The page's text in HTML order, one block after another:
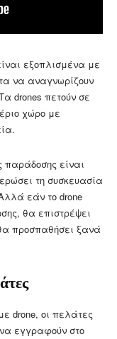
εξοπλισμένα με
να αναγνωρίζουν
drones πετούν σε
χώρο με
παράδοσης είναι
τη συσκευασία
εάν το drone
θα επιστρέψει
προσπαθήσει ξανά
drone, οι πελάτες
εγγραφούν στο